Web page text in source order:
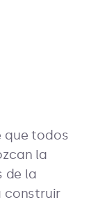
que todos
la
de la
construir